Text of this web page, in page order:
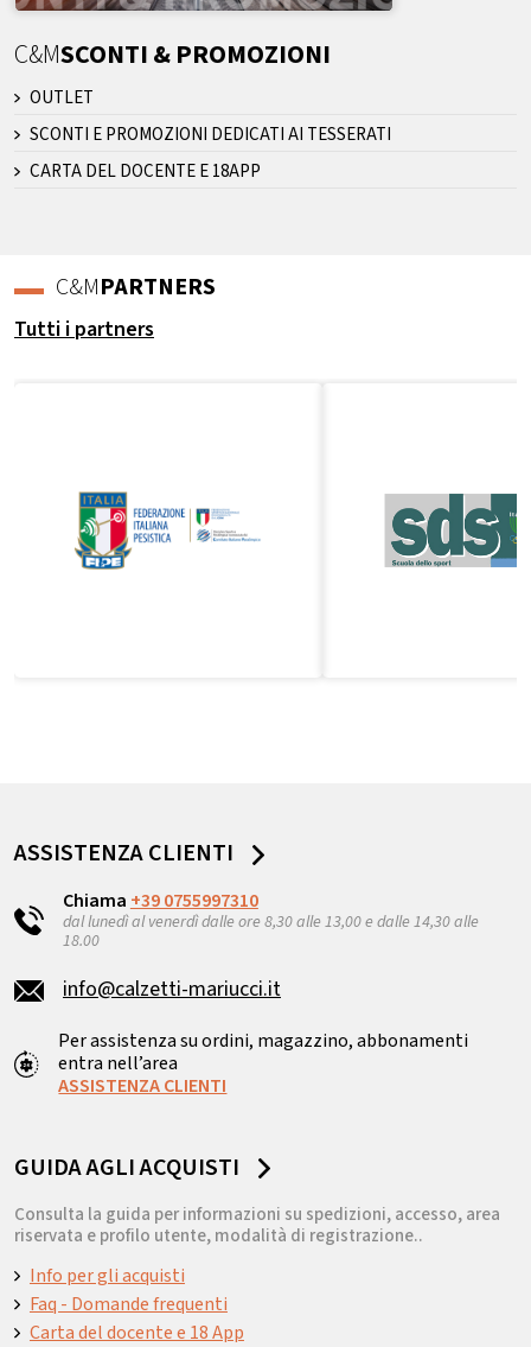
C&MSCONTI & PROMOZIONI
OUTLET
SCONTI E PROMOZIONI DEDICATI AI TESSERATI
CARTA DEL DOCENTE E 18APP
C&MPARTNERS
Tutti i partners
ASSISTENZA CLIENTI
Chiama +39 0755997310
dal lunedì al venerdì dalle ore 8,30 alle 13,00 e dalle 14,30 alle
18.00
info@calzetti-mariucci.it
Per assistenza su ordini, magazzino, abbonamenti
entra nell’area
ASSISTENZA CLIENTI
GUIDA AGLI ACQUISTI
Consulta la guida per informazioni su spedizioni, accesso, area
riservata e profilo utente, modalità di registrazione..
Info per gli acquisti
Faq - Domande frequenti
Carta del docente e 18 App